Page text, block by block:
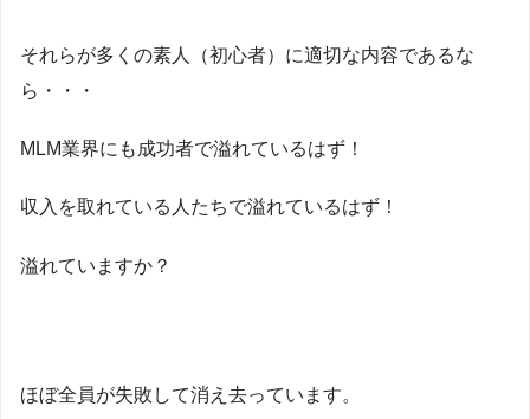
それらが多くの素人（初心者）に適切な内容であるな
ら・・・
MLM業界にも成功者で溢れているはず！
収入を取れている人たちで溢れているはず！
溢れていますか？
ほぼ全員が失敗して消え去っています。